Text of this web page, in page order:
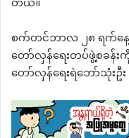
စက်တင်ဘာလ ၂၈ ရက်
တော်လှန်ရေးတပ်ဖွဲ့စခန်း
တော်လှန်ရေးရဲဘော်သုံးဦ